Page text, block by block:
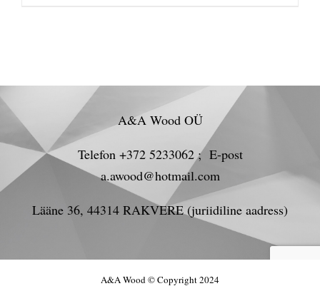
A&A Wood OÜ
Telefon +372 5233062 ; E-post
a.awood@hotmail.com
Lääne 36, 44314 RAKVERE (juriidiline aadress)
A&A Wood © Copyright 2024